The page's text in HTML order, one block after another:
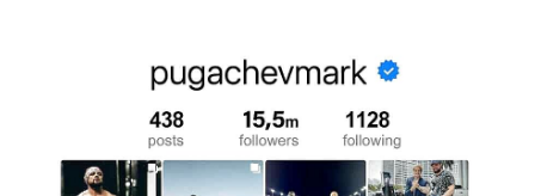
Llegar a un gran evento en un Mercedes-Benz te hace
es símbolo de prestigio y alto estatus, dejando una
impresión duradera en cualquier evento, ya sea una boda,
una reunión de negocios o una recepción social. Elegir un